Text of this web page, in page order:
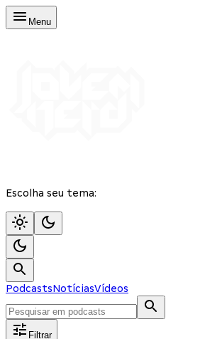
Menu
Escolha seu tema:
PodcastsNotíciasVídeos
Filtrar